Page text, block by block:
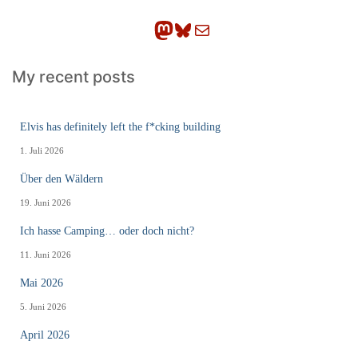
Mastodon Bluesky E-Mail
My recent posts
Elvis has definitely left the f*cking building
1. Juli 2026
Über den Wäldern
19. Juni 2026
Ich hasse Camping… oder doch nicht?
11. Juni 2026
Mai 2026
5. Juni 2026
April 2026